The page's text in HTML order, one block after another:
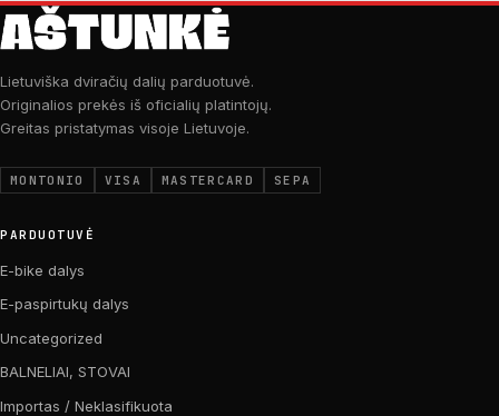
Lietuviška dviračių dalių parduotuvė.
Originalios prekės iš oficialių platintojų.
Greitas pristatymas visoje Lietuvoje.
MONTONIO VISA MASTERCARD SEPA
PARDUOTUVĖ
E-bike dalys
E-paspirtukų dalys
Uncategorized
BALNELIAI, STOVAI
Importas / Neklasifikuota